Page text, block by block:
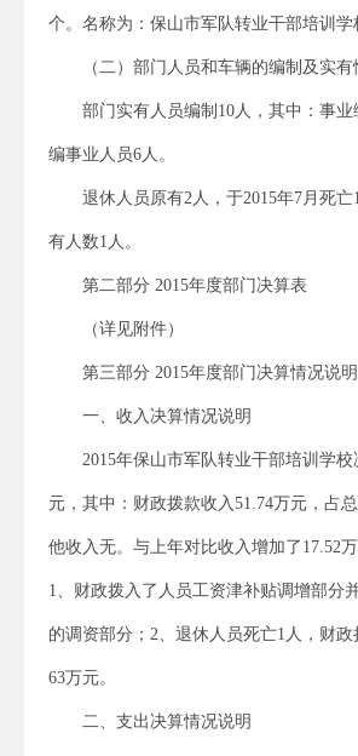
个。名称为：保山市军队转业干部培训学
（二）部门人员和车辆的编制及实有
部门实有人员编制10人，其中：事
编事业人员6人。
退休人员原有2人，于2015年7月死亡
有人数1人。
第二部分 2015年度部门决算表
（详见附件）
第三部分 2015年度部门决算情况说明
一、收入决算情况说明
2015年保山市军队转业干部培训学
元，其中：财政拨款收入51.74万元，占
他收入无。与上年对比收入增加了17.52
1、财政拨入了人员工资津补贴调增部分
的调资部分；2、退休人员死亡1人，财政
63万元。
二、支出决算情况说明